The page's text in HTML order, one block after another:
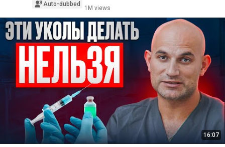
Auto-dubbed
1M views
16:07